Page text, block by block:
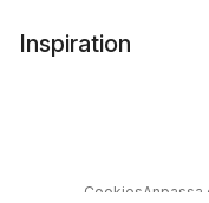
Inspiration
Cookies